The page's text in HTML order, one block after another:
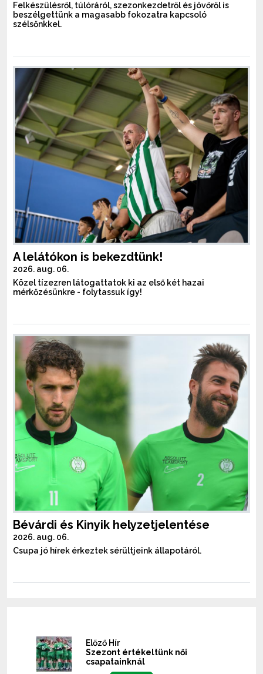
Felkészülésről, túlóráról, szezonkezdetről és jövőről is
beszélgettünk a magasabb fokozatra kapcsoló
szélsőnkkel.
A lelátókon is bekezdtünk!
2026. aug. 06.
Közel tízezren látogattatok ki az első két hazai
mérkőzésünkre - folytassuk így!
Bévárdi és Kinyik helyzetjelentése
2026. aug. 06.
Csupa jó hírek érkeztek sérültjeink állapotáról.
Előző Hír
Szezont értékeltünk női
csapatainknál